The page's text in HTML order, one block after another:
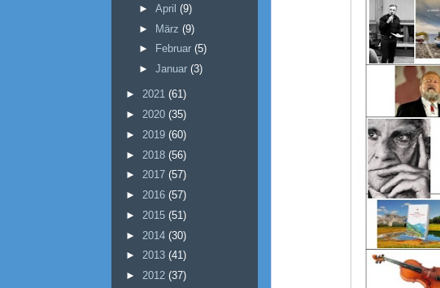
► April (9)
► März (9)
►
Februar (5)
► Januar (3)
► 2021 (61)
► 2020 (35)
► 2019 (60)
► 2018 (56)
► 2017 (57)
► 2016 (57)
► 2015 (51)
► 2014 (30)
► 2013 (41)
► 2012 (37)